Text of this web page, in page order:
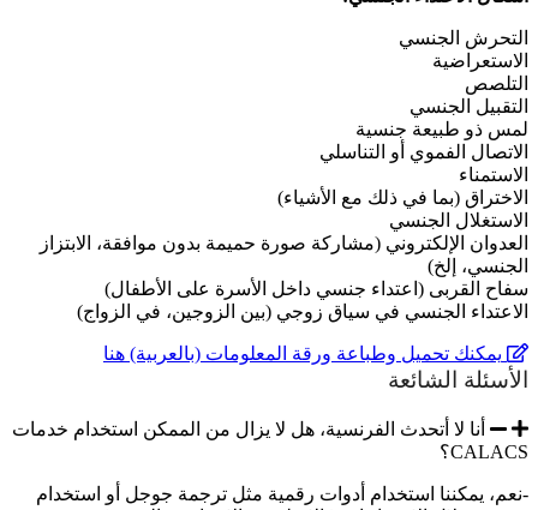
التحرش الجنسي
الاستعراضية
التلصص
التقبيل الجنسي
لمس ذو طبيعة جنسية
الاتصال الفموي أو التناسلي
الاستمناء
الاختراق (بما في ذلك مع الأشياء)
الاستغلال الجنسي
العدوان الإلكتروني (مشاركة صورة حميمة بدون موافقة، الابتزاز
الجنسي، إلخ)
سفاح القربى (اعتداء جنسي داخل الأسرة على الأطفال)
الاعتداء الجنسي في سياق زوجي (بين الزوجين، في الزواج)
يمكنك تحميل وطباعة ورقة المعلومات (بالعربية) هنا
الأسئلة الشائعة
أنا لا أتحدث الفرنسية، هل لا يزال من الممكن استخدام خدمات
CALACS؟
-نعم، يمكننا استخدام أدوات رقمية مثل ترجمة جوجل أو استخدام